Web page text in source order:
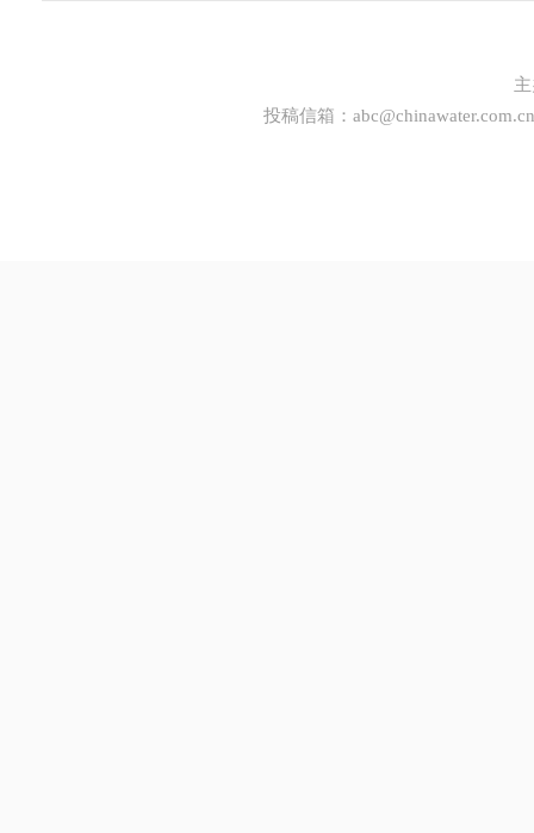
投稿信箱： abc@chinawater.com.cn